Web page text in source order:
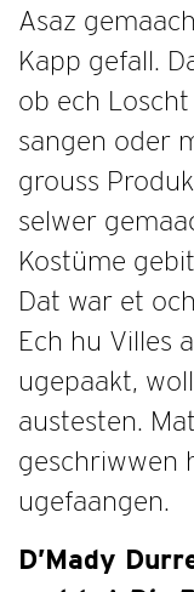
Asaz
Kapp gefall.
ob ech
sangen oder
grouss
selwer
Kostüme
Dat war et
Ech hu Villes
ugepaakt,
austesten.
geschriwwen
ugefaangen.
D’Mady